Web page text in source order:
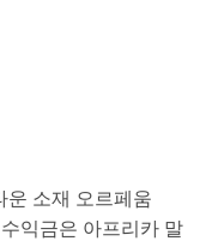
소재 오르페움
익금은 아프리카 말